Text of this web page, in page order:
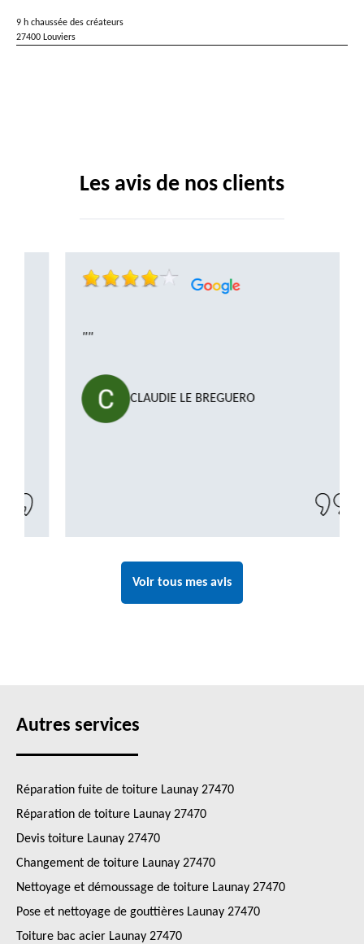
9 h chaussée des créateurs
27400 Louviers
Les avis de nos clients
CLAUDIE LE BREGUERO
Voir tous mes avis
Autres services
Réparation fuite de toiture Launay 27470
Réparation de toiture Launay 27470
Devis toiture Launay 27470
Changement de toiture Launay 27470
Nettoyage et démoussage de toiture Launay 27470
Pose et nettoyage de gouttières Launay 27470
Toiture bac acier Launay 27470